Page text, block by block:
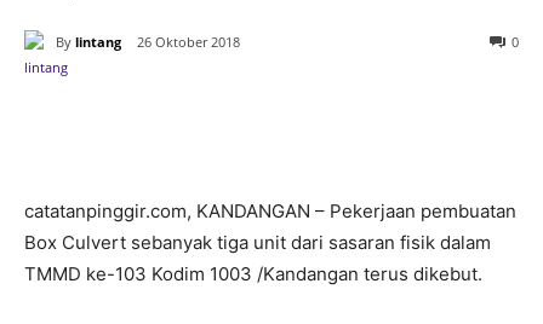
By lintang 26 Oktober 2018 0
catatanpinggir.com, KANDANGAN – Pekerjaan pembuatan
Box Culvert sebanyak tiga unit dari sasaran fisik dalam
TMMD ke-103 Kodim 1003 /Kandangan terus dikebut.